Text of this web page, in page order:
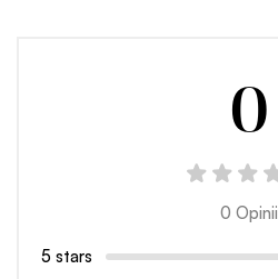
0
0 Opinii
5 stars